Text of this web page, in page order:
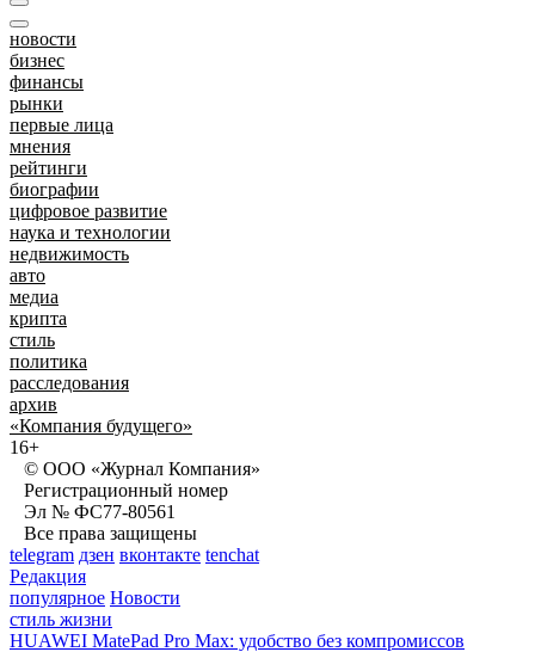
новости
бизнес
финансы
рынки
первые лица
мнения
рейтинги
биографии
цифровое развитие
наука и технологии
недвижимость
авто
медиа
крипта
стиль
политика
расследования
архив
«Компания будущего»
16+
© ООО «Журнал Компания»
Регистрационный номер
Эл № ФС77-80561
Все права защищены
telegram дзен вконтакте tenchat
Редакция
популярное Новости
стиль жизни
HUAWEI MatePad Pro Max: удобство без компромиссов